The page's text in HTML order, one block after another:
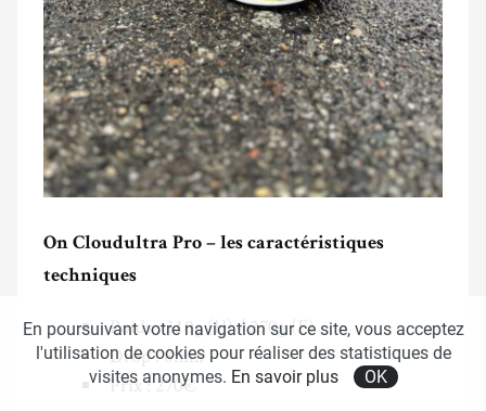
On Cloudultra Pro – les caractéristiques
techniques
Poids : 310g (H) / 270g (F)
Drop : 8mm
Prix : 270€
En poursuivant votre navigation sur ce site, vous acceptez
l'utilisation de cookies pour réaliser des statistiques de
visites anonymes. En savoir plus OK